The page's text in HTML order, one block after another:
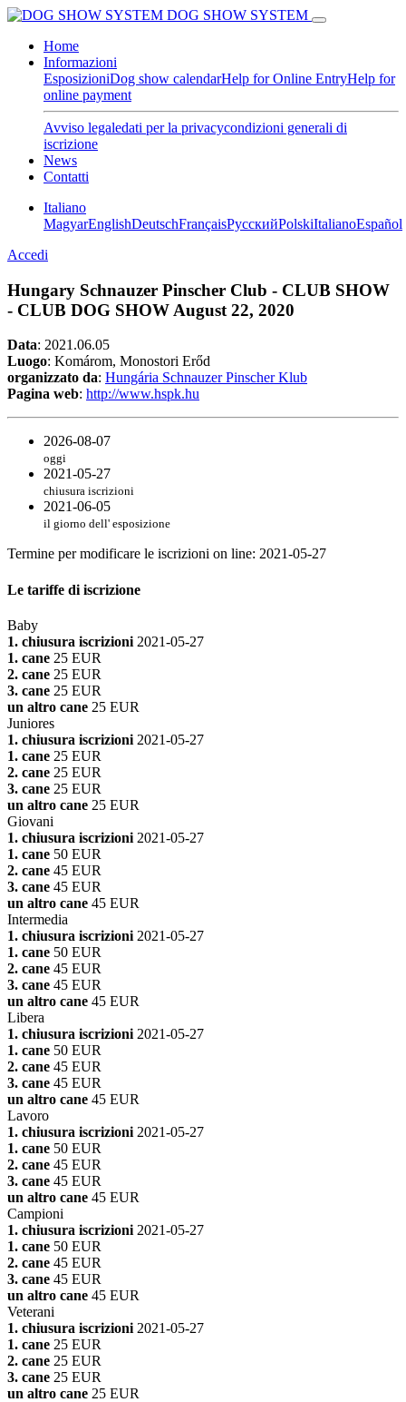
DOG SHOW SYSTEM
Home
Informazioni
EsposizioniDog show calendarHelp for Online EntryHelp for
online payment
Avviso legaledati per la privacycondizioni generali di
iscrizione
News
Contatti
Italiano
MagyarEnglishDeutschFrançaisPусскийPolskiItalianoEspañol
Accedi
Hungary Schnauzer Pinscher Club - CLUB SHOW
- CLUB DOG SHOW August 22, 2020
Data: 2021.06.05
Luogo: Komárom, Monostori Erőd
organizzato da: Hungária Schnauzer Pinscher Klub
Pagina web: http://www.hspk.hu
2026-08-07
oggi
2021-05-27
chiusura iscrizioni
2021-06-05
il giorno dell' esposizione
Termine per modificare le iscrizioni on line: 2021-05-27
Le tariffe di iscrizione
Baby
1. chiusura iscrizioni 2021-05-27
1. cane 25 EUR
2. cane 25 EUR
3. cane 25 EUR
un altro cane 25 EUR
Juniores
1. chiusura iscrizioni 2021-05-27
1. cane 25 EUR
2. cane 25 EUR
3. cane 25 EUR
un altro cane 25 EUR
Giovani
1. chiusura iscrizioni 2021-05-27
1. cane 50 EUR
2. cane 45 EUR
3. cane 45 EUR
un altro cane 45 EUR
Intermedia
1. chiusura iscrizioni 2021-05-27
1. cane 50 EUR
2. cane 45 EUR
3. cane 45 EUR
un altro cane 45 EUR
Libera
1. chiusura iscrizioni 2021-05-27
1. cane 50 EUR
2. cane 45 EUR
3. cane 45 EUR
un altro cane 45 EUR
Lavoro
1. chiusura iscrizioni 2021-05-27
1. cane 50 EUR
2. cane 45 EUR
3. cane 45 EUR
un altro cane 45 EUR
Campioni
1. chiusura iscrizioni 2021-05-27
1. cane 50 EUR
2. cane 45 EUR
3. cane 45 EUR
un altro cane 45 EUR
Veterani
1. chiusura iscrizioni 2021-05-27
1. cane 25 EUR
2. cane 25 EUR
3. cane 25 EUR
un altro cane 25 EUR